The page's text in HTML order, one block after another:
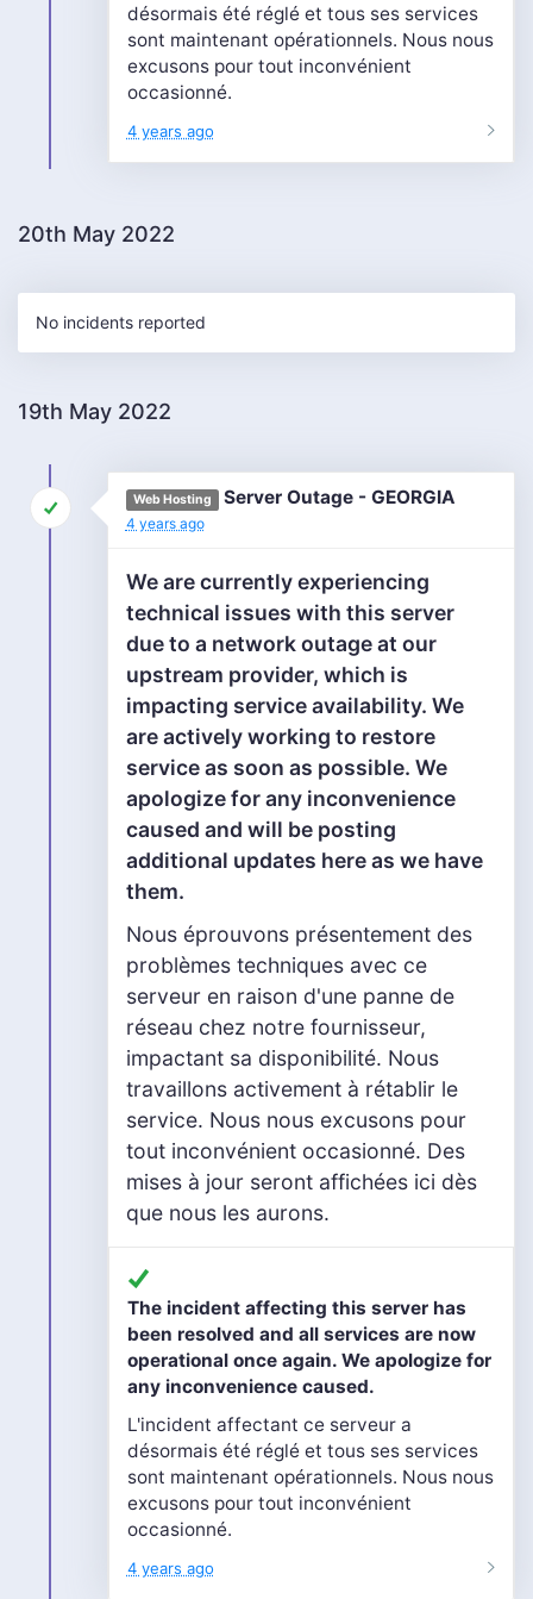
désormais été réglé et tous ses services
sont maintenant opérationnels. Nous nous
excusons pour tout inconvénient
occasionné.
4 years ago
20th May 2022
No incidents reported
19th May 2022
Web Hosting Server Outage - GEORGIA
4 years ago
We are currently experiencing
technical issues with this server
due to a network outage at our
upstream provider, which is
impacting service availability. We
are actively working to restore
service as soon as possible. We
apologize for any inconvenience
caused and will be posting
additional updates here as we have
them.
Nous éprouvons présentement des
problèmes techniques avec ce
serveur en raison d'une panne de
réseau chez notre fournisseur,
impactant sa disponibilité. Nous
travaillons activement à rétablir le
service. Nous nous excusons pour
tout inconvénient occasionné. Des
mises à jour seront affichées ici dès
que nous les aurons.
The incident affecting this server has
been resolved and all services are now
operational once again. We apologize for
any inconvenience caused.
L'incident affectant ce serveur a
désormais été réglé et tous ses services
sont maintenant opérationnels. Nous nous
excusons pour tout inconvénient
occasionné.
4 years ago